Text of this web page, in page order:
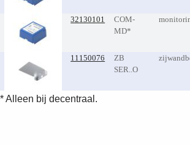
32130101
COM-
MD*
11150076
ZB
SER..O
* Alleen bij decentraal.